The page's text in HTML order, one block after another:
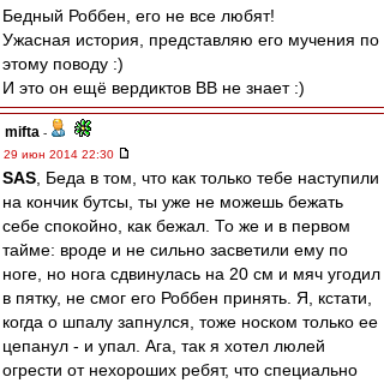
Бедный Роббен, его не все любят!
Ужасная история, представляю его мучения по
этому поводу :)
И это он ещё вердиктов ВВ не знает :)
mifta -
29 июн 2014 22:30
SAS , Беда в том, что как только тебе наступили
на кончик бутсы, ты уже не можешь бежать
себе спокойно, как бежал. То же и в первом
тайме: вроде и не сильно засветили ему по
ноге, но нога сдвинулась на 20 см и мяч угодил
в пятку, не смог его Роббен принять. Я, кстати,
когда о шпалу запнулся, тоже носком только ее
цепанул - и упал. Ага, так я хотел люлей
огрести от нехороших ребят, что специально